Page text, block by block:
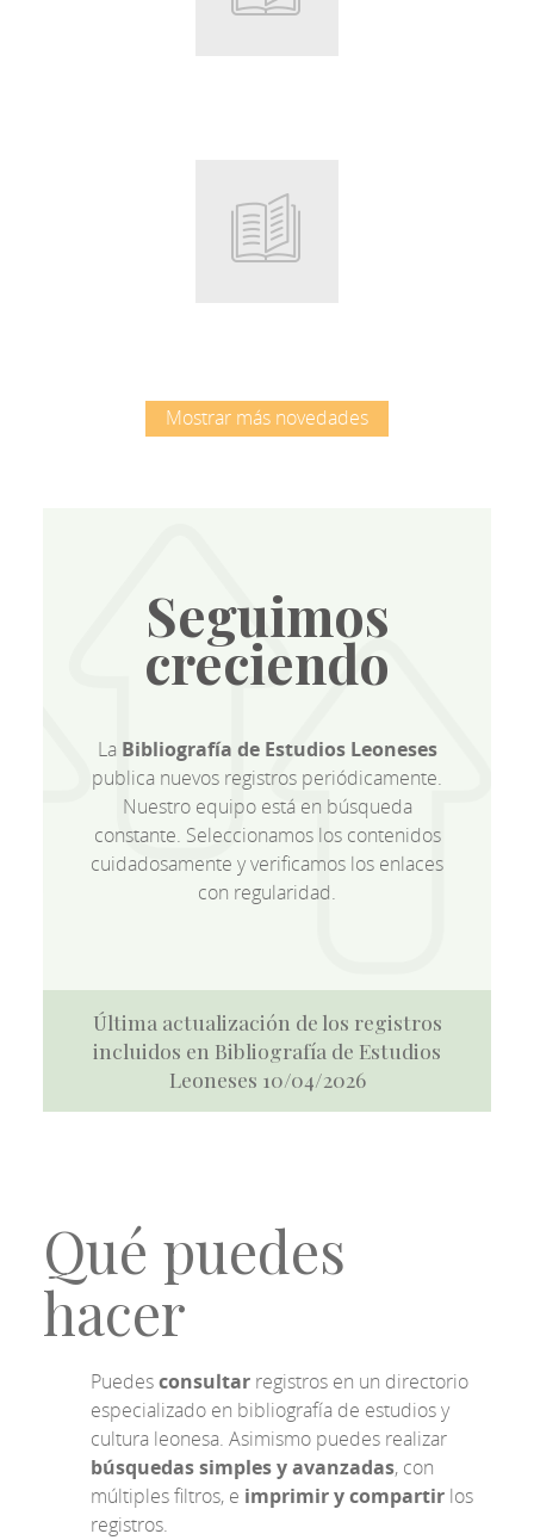
Root
Root
Mostrar más novedades
Seguimos
creciendo
La Bibliografía de Estudios Leoneses
publica nuevos registros periódicamente.
Nuestro equipo está en búsqueda
constante. Seleccionamos los contenidos
cuidadosamente y verificamos los enlaces
con regularidad.
Última actualización de los registros
incluidos en Bibliografía de Estudios
Leoneses 10/04/2026
Qué puedes
hacer
Puedesconsultar registros en un directorio
especializado en bibliografía de estudios y
cultura leonesa. Asimismo puedes realizar
búsquedas simples y avanzadas, con
múltiples filtros, e imprimir y compartir los
registros.